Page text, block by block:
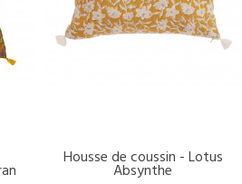
DISPONIBLE
Housse de coussin - Lotus
Absynthe